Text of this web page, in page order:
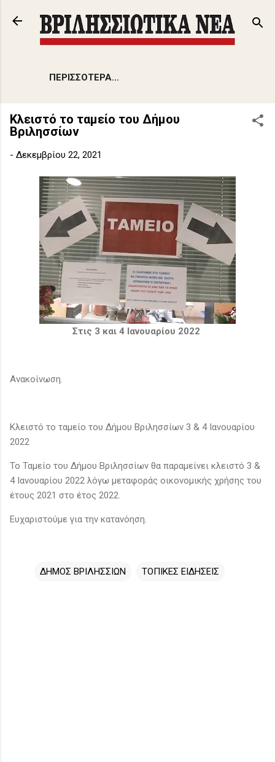
Μετάβαση στο κύριο περιεχόμενο
ΠΕΡΙΣΣΌΤΕΡΑ…
Κλειστό το ταμείο του Δήμου
Βριλησσίων
- Δεκεμβρίου 22, 2021
Στις 3 και 4 Ιανουαρίου 2022
Ανακοίνωση.
Κλειστό το ταμείο του Δήμου Βριλησσίων 3 & 4 Ιανουαρίου
2022
Το Ταµείο του ∆ήµου Βριλησσίων θα παραµείνει κλειστό 3 &
4 Ιανουαρίου 2022 λόγω µεταφοράς οικονοµικής χρήσης του
έτους 2021 στο έτος 2022.
Ευχαριστούµε για την κατανόηση.
ΔΗΜΟΣ ΒΡΙΛΗΣΣΙΩΝ ΤΟΠΙΚΕΣ ΕΙΔΗΣΕΙΣ